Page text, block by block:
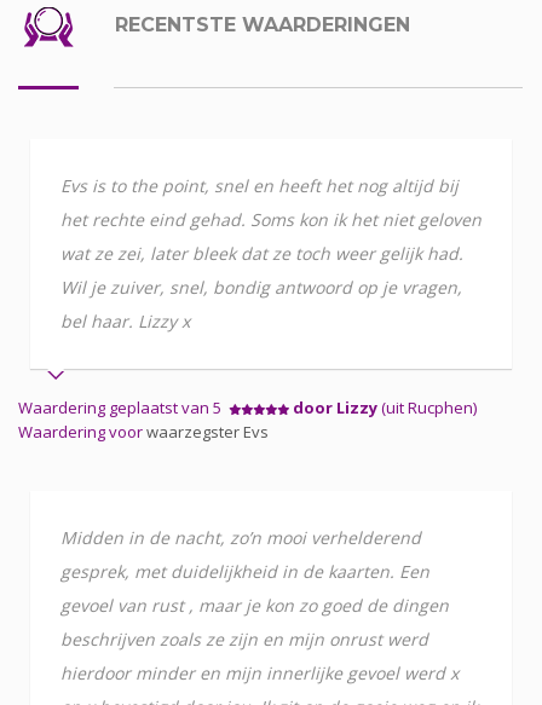
RECENTSTE WAARDERINGEN
Evs is to the point, snel en heeft het nog altijd bij
het rechte eind gehad. Soms kon ik het niet geloven
wat ze zei, later bleek dat ze toch weer gelijk had.
Wil je zuiver, snel, bondig antwoord op je vragen,
bel haar. Lizzy x
Waardering geplaatst van 5 door Lizzy(uit Rucphen)
Waardering voorwaarzegster Evs
Midden in de nacht, zo’n mooi verhelderend
gesprek, met duidelijkheid in de kaarten. Een
gevoel van rust , maar je kon zo goed de dingen
beschrijven zoals ze zijn en mijn onrust werd
hierdoor minder en mijn innerlijke gevoel werd x